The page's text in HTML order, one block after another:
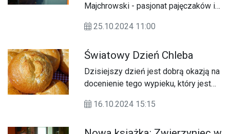
Majchrowski - pasjonat pajęczaków i
charakterystykę gekonów oraz
związanych z tymi stworzeniami.
25.10.2024 11:00
Światowy Dzień Chleba
Dzisiejszy dzień jest dobrą okazją na
docenienie tego wypieku, który jest
od wielu lat.
16.10.2024 15:15